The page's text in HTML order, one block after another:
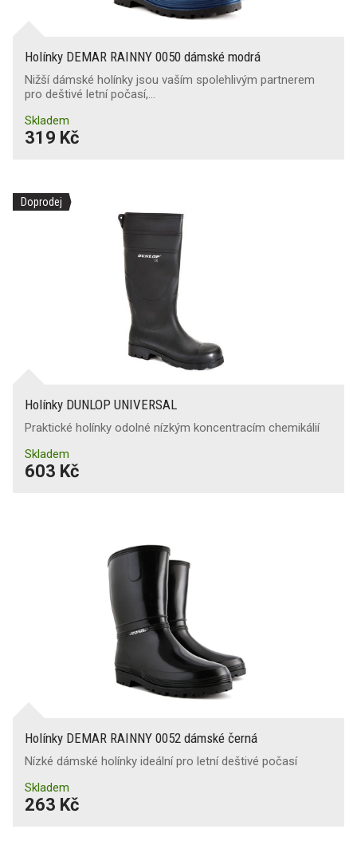
Holínky DEMAR RAINNY 0050 dámské modrá
Nižší dámské holínky jsou vaším spolehlivým partnerem
pro deštivé letní počasí,…
Skladem
319 Kč
Doprodej
Holínky DUNLOP UNIVERSAL
Praktické holínky odolné nízkým koncentracím chemikálií
Skladem
603 Kč
Holínky DEMAR RAINNY 0052 dámské černá
Nízké dámské holínky ideální pro letní deštivé počasí
Skladem
263 Kč